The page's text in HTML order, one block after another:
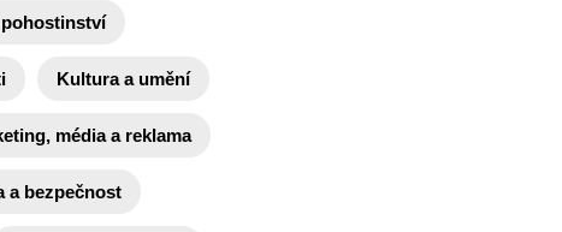
Kultura a umění
média a reklama
a bezpečnost